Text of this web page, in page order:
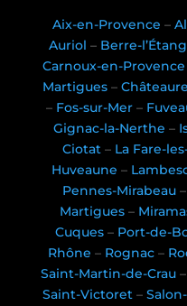
Aix-en-Provence –
Auriol – Berre-l’Étang
Carnoux-en-Provence
Martigues –
– Fos-sur-Mer–
Gignac-la-Nerthe –
Ciotat – La Fare-
Huveaune –
Pennes-Mirabeau –
Martigues–
Cuques – Port-de-
Rhône – Rognac –
Saint-Martin-de-Crau–
Saint-Victoret –